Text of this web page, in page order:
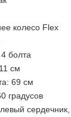
колесо Flex
болта
см
69 см
градусов